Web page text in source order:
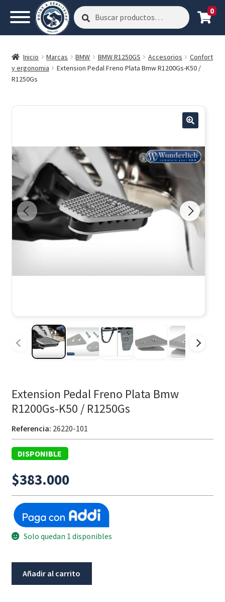
Buscar
por:
Buscar 0
Inicio Marcas BMW BMW R1250GS Accesorios
Confort
y ergonomia
Extension Pedal Freno Plata Bmw R1200Gs-K50 /
R1250Gs
Extension Pedal Freno Plata Bmw
R1200Gs-K50 / R1250Gs
Referencia: 26220-101
DISPONIBLE
$383.000
Solo quedan 1 disponibles
Añadir al carrito